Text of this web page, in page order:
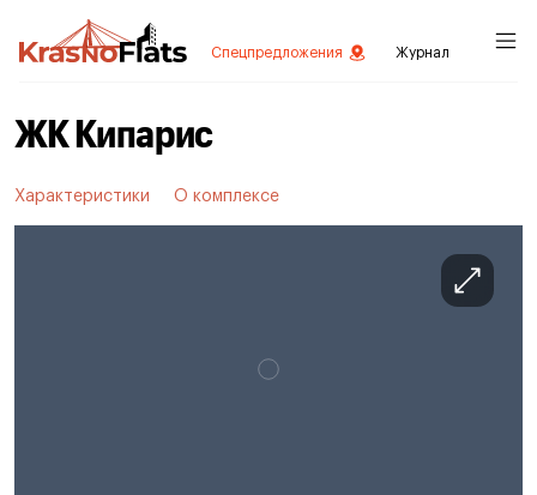
Спецпредложения Журнал
ЖК Кипарис
Характеристики О комплексе